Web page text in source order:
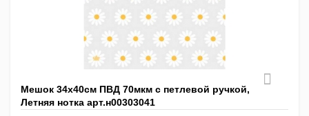
Мешок 34х40см ПВД 70мкм с петлевой ручкой,
Летняя нотка арт.н00303041